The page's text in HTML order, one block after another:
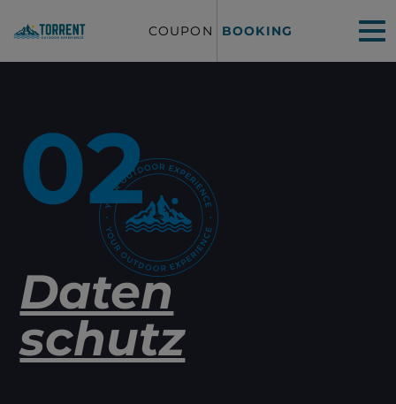
COUPON BOOKING
02
Daten
schutz